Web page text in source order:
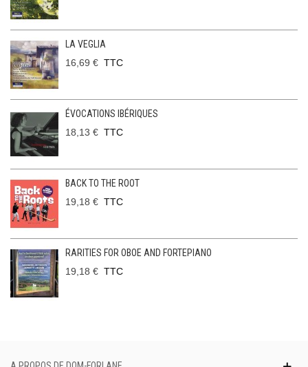
LA VEGLIA
16,69 € TTC
ÉVOCATIONS IBÉRIQUES
18,13 € TTC
BACK TO THE ROOT
19,18 € TTC
RARITIES FOR OBOE AND FORTEPIANO
19,18 € TTC